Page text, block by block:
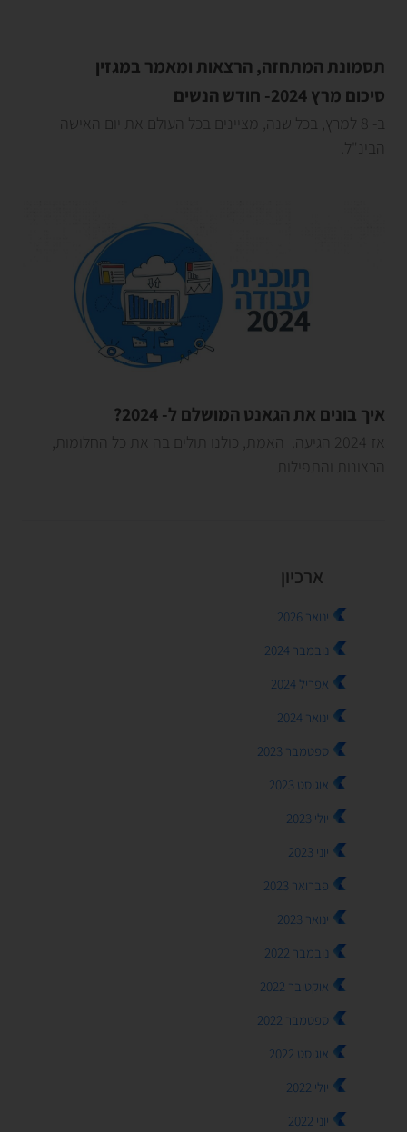
תסמונת המתחזה, הרצאות ומאמר במגזין
סיכום מרץ 2024- חודש הנשים
ב- 8 למרץ, בכל שנה, מציינים בכל העולם את יום האישה
הבינ"ל.
איך בונים את הגאנט המושלם ל- 2024?
אז 2024 הגיעה. האמת, כולנו תולים בה את כל החלומות,
הרצונות והתפילות
ארכיון
ינואר 2026
נובמבר 2024
אפריל 2024
ינואר 2024
ספטמבר 2023
אוגוסט 2023
יולי 2023
יוני 2023
פברואר 2023
ינואר 2023
נובמבר 2022
אוקטובר 2022
ספטמבר 2022
אוגוסט 2022
יולי 2022
יוני 2022